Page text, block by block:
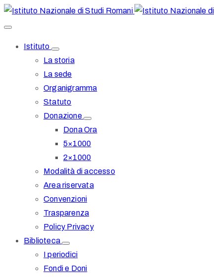
Istituto
La storia
La sede
Organigramma
Statuto
Donazione
Dona Ora
5×1000
2×1000
Modalità di accesso
Area riservata
Convenzioni
Trasparenza
Policy Privacy
Biblioteca
I periodici
Fondi e Doni